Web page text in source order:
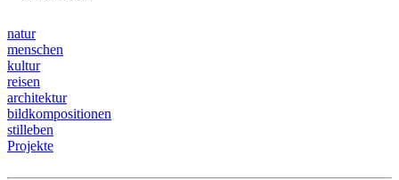
natur
menschen
kultur
reisen
architektur
bildkompositionen
stilleben
Projekte